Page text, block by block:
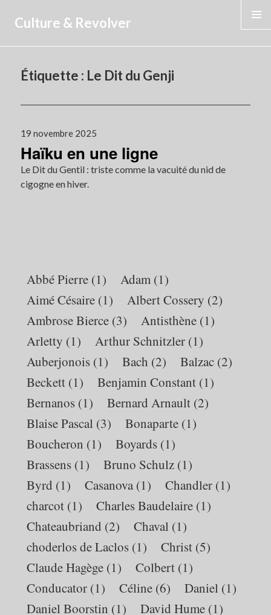
Culture & Revolver
Étiquette : Le Dit du Genji
Publié
le
19 novembre 2025
Haïku en une ligne
Le Dit du Gentil : triste comme la vacuité du nid de
cigogne en hiver.
Abbé Pierre (1) Adam (1)
Aimé Césaire (1) Albert Cossery (2)
Ambrose Bierce (3) Antisthène (1)
Arletty (1) Arthur Schnitzler (1)
Auberjonois (1) Bach (2) Balzac (2)
Beckett (1) Benjamin Constant (1)
Bernanos (1) Bernard Arnault (2)
Blaise Pascal (3) Bonaparte (1)
Boucheron (1) Boyards (1)
Brassens (1) Bruno Schulz (1)
Byrd (1) Casanova (1) Chandler (1)
charcot (1) Charles Baudelaire (1)
Chateaubriand (2) Chaval (1)
choderlos de Laclos (1) Christ (5)
Claude Hagège (1) Colbert (1)
Conducator (1) Céline (6) Daniel (1)
Daniel Boorstin (1) David Hume (1)